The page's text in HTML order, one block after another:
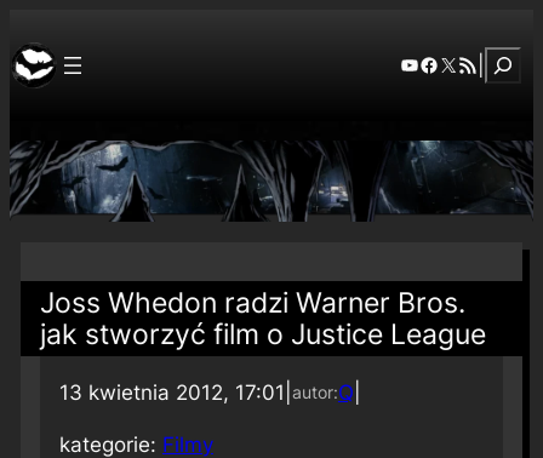
YouTube
Facebook
X RSS Feed
Joss Whedon radzi Warner Bros.
jak stworzyć film o Justice League
13 kwietnia 2012, 17:01 autor:Q
kategorie: Filmy